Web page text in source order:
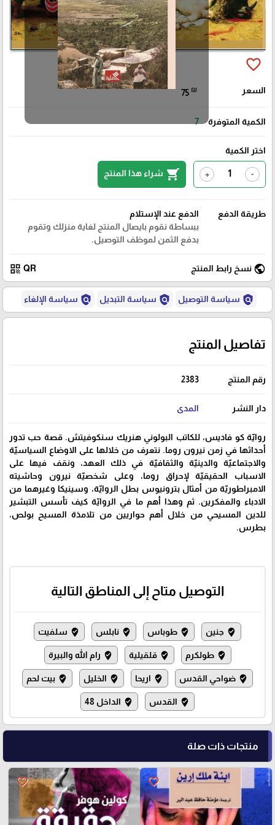
favorite_border
السعر 75 ₪
الكمية المتوفرة 7
اختر الكمية
-
+
shopping_cart شراء هذا المنتج
طريقة الدفع
الدفع عند الإستلام
ببساطة نقوم بايصال المنتج لغاية منزلك وتقوم
بدفع الثمن لموظف التوصيل.
public نسخ رابط المنتج QR
qr_code
policy سياسة التوصيل policy سياسة التبديل policy سياسة الإلغاء
تفاصيل المنتج
رقم المنتج 2383
دار النشر المدى
روايّة كو فاديس، للكاتب البولوني هنريك سنكوفيتش. قصة حب تدور
أحداثها في زمن نيرون روما. نتعرف من خلالها على الاوضاع السياسيّة
والاجتماعيّة والدينيّة والثقافيّة في ذلك العهد، ونقف فيها على
الاسباب الحقيقيّة لإحراق روما، وعلى شخصيّة نيرون وحاشيته
الامبراطوريّة من أمثال بترونيوس بطل الروايّة، وسينيكا وغيرهما من
الادباء والمفكرين. ثم وهذا أهم ما في الروايّة كيف تأسس التبشير
للدين المسيحي من خلال أهم حواريين من تلامذة المسيح بولص،
بطرس.
التوصيل متاح إلى المناطق التالية
where_to_vote جنين where_to_vote طوباس where_to_vote نابلس where_to_vote سلفيت
where_to_vote طولكرم where_to_vote قلقيلية where_to_vote رام الله والبيرة
where_to_vote ضواحي القدس where_to_vote اريحا where_to_vote الخليل where_to_vote بيت لحم
where_to_vote القدس where_to_vote الداخل 48
منتجات ذات صلة
favorite_border
favorite_border